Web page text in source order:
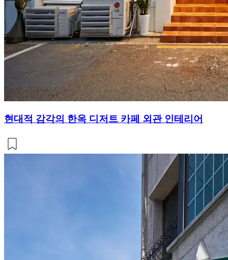
현대적 감각의 한옥 디저트 카페 외관 인테리어